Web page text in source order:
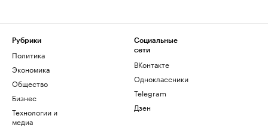
Рубрики
Политика
Экономика
Общество
Бизнес
Технологии и
медиа
Социальные
сети
ВКонтакте
Одноклассники
Telegram
Дзен